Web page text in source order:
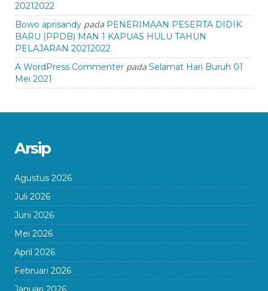
20212022
Bowo aprisandy pada PENERIMAAN PESERTA DIDIK
BARU (PPDB) MAN 1 KAPUAS HULU TAHUN
PELAJARAN 20212022
A WordPress Commenter pada Selamat Hari Buruh 01
Mei 2021
Arsip
Agustus 2026
Juli 2026
Juni 2026
Mei 2026
April 2026
Februari 2026